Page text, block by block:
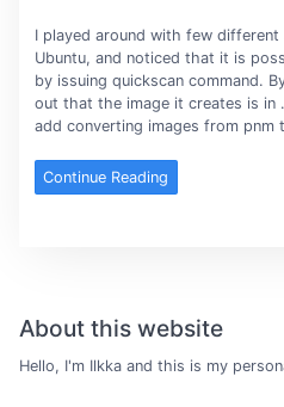
I played around with few
Ubuntu, and noticed that it is
by issuing quickscan command.
out that the image it creates is in
add converting images from
Continue Reading
About this website
Hello, I'm Ilkka and this is my